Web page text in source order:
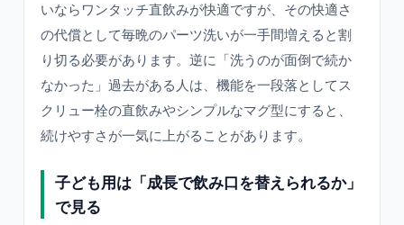
いならワンタッチ直飲みが快適ですが、その快適さ
の代償として毎晩のパーツ洗いが一手間増えると割
り切る必要があります。逆に「洗うのが面倒で続か
なかった」過去がある人は、機能を一段落としてス
クリュー栓の直飲みやシンプルなマグ型にすると、
続けやすさが一気に上がることがあります。
子ども用は「成長で飲み口を替えられるか」
で見る